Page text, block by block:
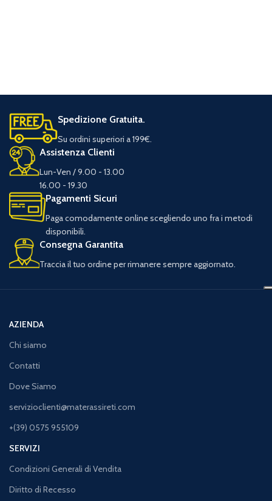
Spedizione Gratuita.
Su ordini superiori a 199€.
Assistenza Clienti
Lun-Ven / 9.00 - 13.00
16.00 - 19.30
Pagamenti Sicuri
Paga comodamente online scegliendo uno fra i metodi
disponibili.
Consegna Garantita
Traccia il tuo ordine per rimanere sempre aggiornato.
AZIENDA
Chi siamo
Contatti
Dove Siamo
servizioclienti@materassireti.com
+(39) 0575 955109
SERVIZI
Condizioni Generali di Vendita
Diritto di Recesso